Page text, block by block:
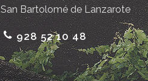
San Bartolomé de Lanzarote
928 52 10 48